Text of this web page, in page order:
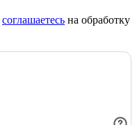
соглашаетесь на обработку